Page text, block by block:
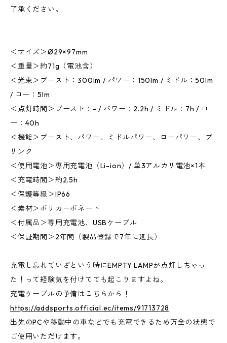
了承ください。
＜サイズ＞Ø29×97mm
＜重量＞約71g（電池含）
＜光束＞ブースト：300lm / パワー：150lm / ミドル：50lm
/ ロー：5lm
＜点灯時間＞ブースト：- / パワー：2.2h / ミドル：7h / ロ
ー：40h
＜機能＞ブースト、パワー、ミドルパワー、ローパワー、ブ
リンク
＜使用電池＞専用充電池（Li-ion）/ 単3アルカリ電池×1本
＜充電時間＞約2.5h
＜保護等級＞IP66
＜素材＞ポリカーボネート
＜付属品＞専用充電池、USBケーブル
＜保証期間＞2年間（製品登録で7年に延長）
充電し忘れていざという時にEMPTY LAMPが点灯しちゃっ
た！って経験気を付けてても起こりますよね。
充電ケーブルの予備はこちらから！
https://addsports.official.ec/items/91713728
出先のPCや移動中の車などでも充電できるため万全の状態で
ご使用いただけます。